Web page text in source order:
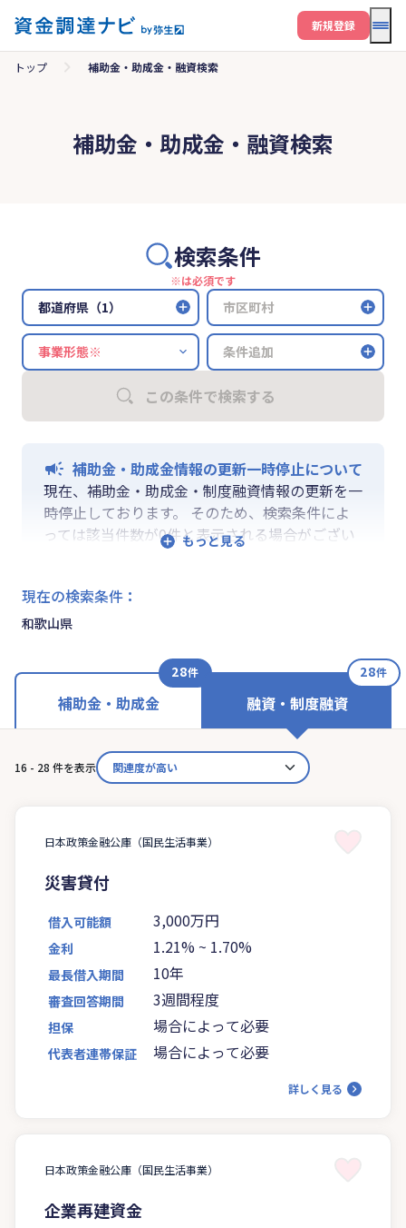
メ
新規登録
トップ 補助金・助成金・融資検索
補助金・助成金・融資検索
検索条件
※は必須です
都道府県（1） 市区町村
条件追加
この条件で検索する
補助金・助成金情報の更新一時停止について
現在、補助金・助成金・制度融資情報の更新を一
時停止しております。 そのため、検索条件によ
っては該当件数が0件と表示される場合がござい
ます。 ご迷惑をおかけしますが、更新再開まで
なお、融資情報、ならびに「学ぶ」「作る」「相
談する」の各機能は通常通りご利用いただけま
現在の検索条件 ：
和歌山県
補助金・助成金
28件
融資・制度融資
28件
16 - 28 件を表示
日本政策金融公庫（国民生活事業）
災害貸付
借入可能額 3,000万円
金利 1.21% ~ 1.70%
最長借入期間 10年
審査回答期間 3週間程度
担保 場合によって必要
代表者連帯保証 場合によって必要
詳しく見る
日本政策金融公庫（国民生活事業）
企業再建資金